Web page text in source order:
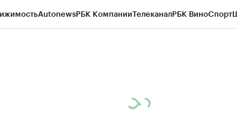
AutonewsРБК КомпанииТелеканалРБК ВиноСпорт